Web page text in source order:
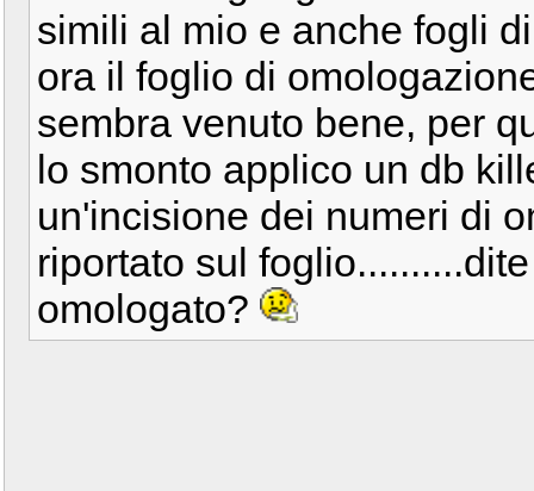
simili al mio e anche fogli
ora il foglio di
sembra venuto bene, per
lo smonto applico un db
un'incisione dei numeri di
riportato sul
omologato?